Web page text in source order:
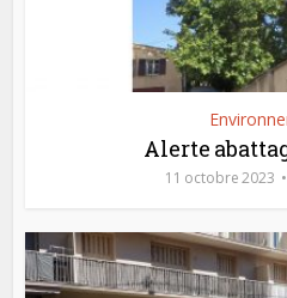
Alerte
11 octobre 2023